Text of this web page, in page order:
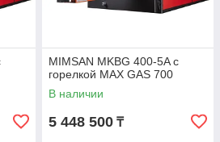
MIMSAN MKBG 400-5A с
горелкой MAX GAS 700
В наличии
5 448 500 ₸